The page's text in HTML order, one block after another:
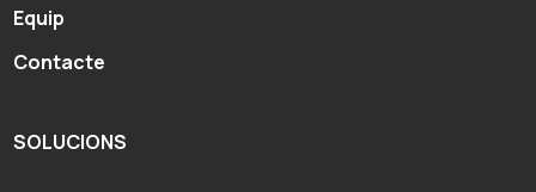
Equip
Contacte
SOLUCIONS